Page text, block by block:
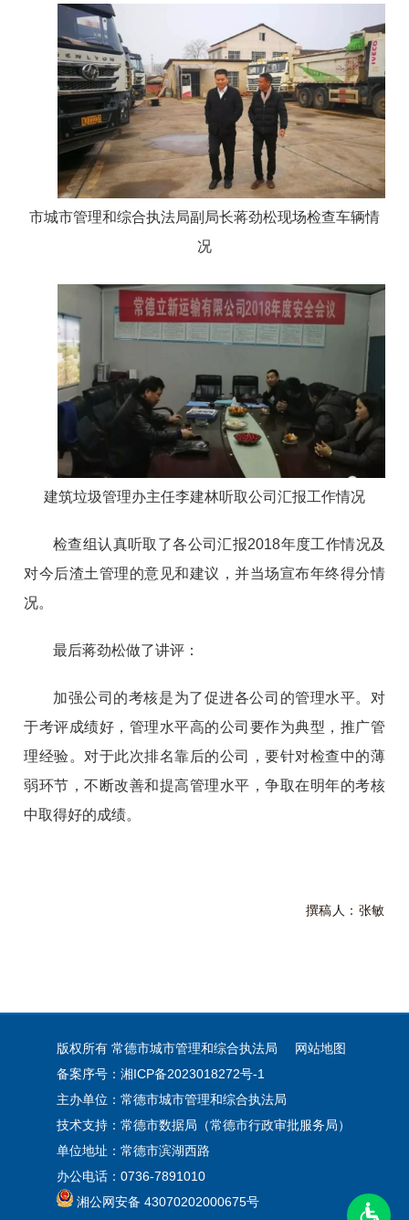
市城市管理和综合执法局副局长蒋劲松现场检查车辆情
况
建筑垃圾管理办主任李建林听取公司汇报工作情况
检查组认真听取了各公司汇报2018年度工作情况及
对今后渣土管理的意见和建议，并当场宣布年终得分情
况。
最后蒋劲松做了讲评：
加强公司的考核是为了促进各公司的管理水平。对
于考评成绩好，管理水平高的公司要作为典型，推广管
理经验。对于此次排名靠后的公司，要针对检查中的薄
弱环节，不断改善和提高管理水平，争取在明年的考核
中取得好的成绩。
撰稿人：张敏
版权所有 常德市城市管理和综合执法局
网站地图
备案序号：湘ICP备2023018272号-1
主办单位：常德市城市管理和综合执法局
技术支持：常德市数据局（常德市行政审批服务局）
单位地址：常德市滨湖西路
办公电话：0736-7891010
湘公网安备 43070202000675号